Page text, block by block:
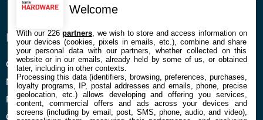
ENTREPRISE
Confidentialité et Cookies
Mentions légales et CGU
Préférences Cookies
Qui sommes nous
À PROPOS
Contact
Welcome
With our 226partners , we wish to store and access information on
your devices (cookies, pixels in emails, etc.), combine and share
your personal data with our partners, whether collected on this
website or in our emails, already held by some of us, or obtained
later, including in other contexts.
Processing this data (identifiers, browsing, preferences, purchases,
loyalty programs, IP, postal addresses and emails, phone, precise
geolocation, etc.) allows developing and offering you services,
content, commercial offers and ads across your devices and
screens (including by email, post, SMS, phone, audio, and video),